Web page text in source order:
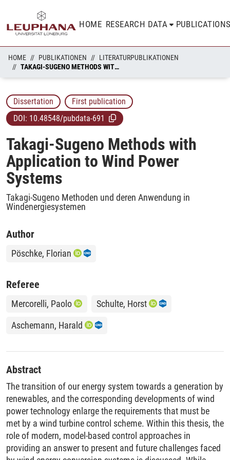
HOME RESEARCH DATA
HOME PUBLIKATIONEN
LITERATURPUBLIKATIONEN
TAKAGI-SUGENO METHODS WITH APPLICATION TO WIND POWER SYSTEMS
Dissertation
First publication
DOI: 10.48548/pubdata-691
Takagi-Sugeno Methods with
Application to Wind Power
Systems
Takagi-Sugeno Methoden und deren Anwendung in
Windenergiesystemen
Author
Pöschke, Florian
Referee
Mercorelli, Paolo
Schulte, Horst
Aschemann, Harald
Abstract
The transition of our energy system towards a generation by
renewables, and the corresponding developments of wind
power technology enlarge the requirements that must be
met by a wind turbine control scheme. Within this thesis, the
role of modern, model-based control approaches in
providing an answer to present and future challenges faced